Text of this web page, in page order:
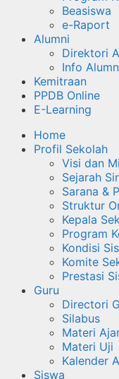
Beasiswa
e-Raport
Alumni
Direktori
Info
Kemitraan
PPDB Online
E-Learning
Home
Profil Sekolah
Visi dan
Sejarah
Sarana &
Struktur
Kepala
Program
Kondisi
Komite
Prestasi
Guru
Directori
Silabus
Materi
Materi Uji
Kalender
Siswa